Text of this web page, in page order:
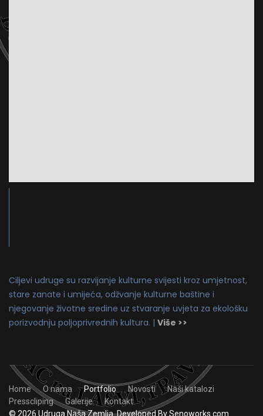
Ciljevi udruge su razvijanje kulturne svijesti kroz umjetnost,
stare zanate i umijeća, odžvanje kulturne baštine i
njegovanje životne sredine uz stvaranje uvjeta za ekološku
porizvodnju poljoprivrednih kultura. | Više >>
Home O nama Portfolio Novosti
Naši katalozi
Presscliping
Galerije
Kontakt
© 2026 Udruga Naša Zemlja. Developed By Senoworks.com